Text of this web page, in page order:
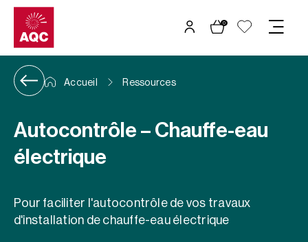
Panneau de gestion des cookies
0
Accueil Ressources
Autocontrôle – Chauffe-eau
électrique
Pour faciliter l'autocontrôle de vos travaux
d'installation de chauffe-eau électrique